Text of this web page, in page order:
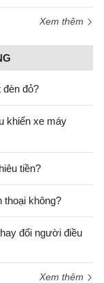
Xem thêm
đỏ?
khiển xe máy
tiền?
thoại không?
đổi người điều
Xem thêm